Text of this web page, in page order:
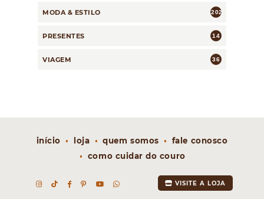
MODA & ESTILO 202
PRESENTES 14
VIAGEM 36
início loja quem somos
fale conosco
como cuidar do couro
VISITE A LOJA